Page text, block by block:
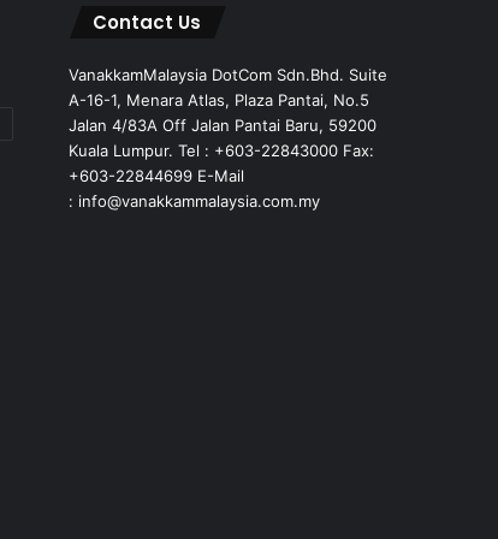
Contact Us
VanakkamMalaysia DotCom Sdn.Bhd. Suite
A-16-1, Menara Atlas, Plaza Pantai, No.5
Jalan 4/83A Off Jalan Pantai Baru, 59200
Kuala Lumpur. Tel : +603-22843000 Fax:
+603-22844699 E-Mail
: info@vanakkammalaysia.com.my